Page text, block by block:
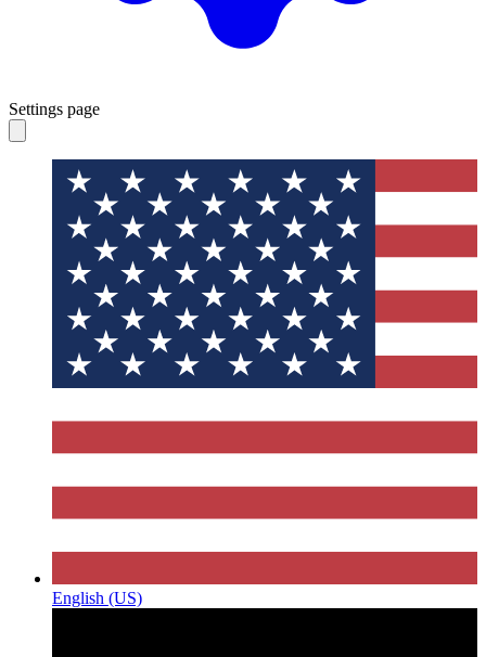
Settings page
English (US)